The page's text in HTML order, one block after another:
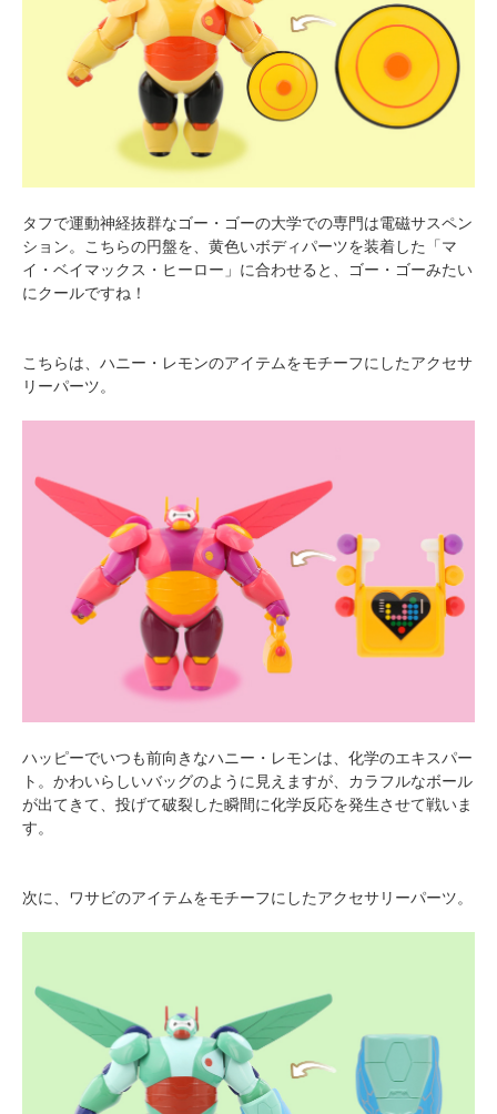
タフで運動神経抜群なゴー・ゴーの大学での専門は電磁サスペン
ション。こちらの円盤を、黄色いボディパーツを装着した「マ
イ・ベイマックス・ヒーロー」に合わせると、ゴー・ゴーみたい
にクールですね！
こちらは、ハニー・レモンのアイテムをモチーフにしたアクセサ
リーパーツ。
ハッピーでいつも前向きなハニー・レモンは、化学のエキスパー
ト。かわいらしいバッグのように見えますが、カラフルなボール
が出てきて、投げて破裂した瞬間に化学反応を発生させて戦いま
す。
次に、ワサビのアイテムをモチーフにしたアクセサリーパーツ。